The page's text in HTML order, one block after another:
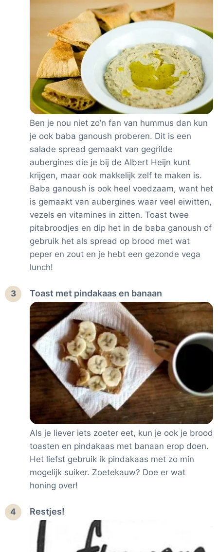
Ben je nou niet zo’n fan van hummus dan kun
je ook baba ganoush proberen. Dit is een
salade spread gemaakt van gegrilde
aubergines die je bij de Albert Heijn kunt
krijgen, maar ook makkelijk zelf te maken is.
Baba ganoush is ook heel voedzaam, want het
is gemaakt van aubergines waar veel eiwitten,
vezels en vitamines in zitten. Toast twee
pitabroodjes en dip het in de baba ganoush of
gebruik het als spread op brood met wat
peper en zout en je hebt een gezonde vega
lunch!
3 Toast met pindakaas en banaan
Als je liever iets zoeter eet, kun je ook je brood
toasten en pindakaas met banaan erop doen.
Het liefst gebruik ik pindakaas met zo min
mogelijk suiker. Zoetekauw? Doe er wat
honing over!
4 Restjes!